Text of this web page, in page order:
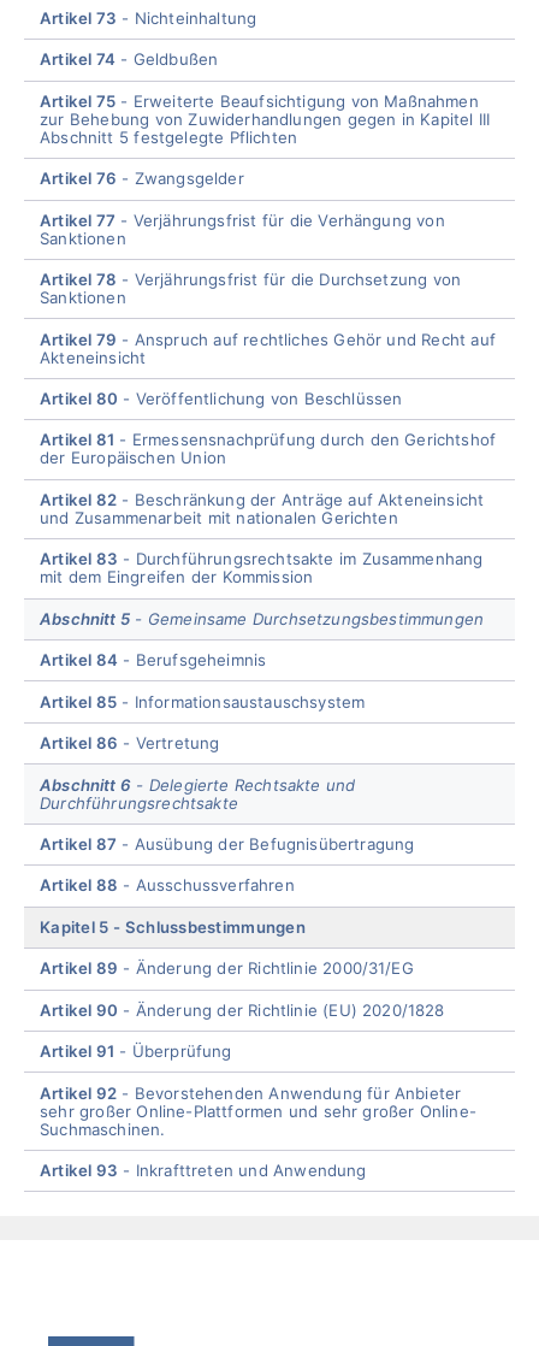
Artikel 73 Nichteinhaltung
Artikel 74 Geldbußen
Artikel 75
Erweiterte Beaufsichtigung von Maßnahmen
zur Behebung von Zuwiderhandlungen gegen in Kapitel III
Abschnitt 5 festgelegte Pflichten
Artikel 76 Zwangsgelder
Artikel 77
Verjährungsfrist für die Verhängung von
Sanktionen
Artikel 78
Verjährungsfrist für die Durchsetzung von
Sanktionen
Artikel 79
Anspruch auf rechtliches Gehör und Recht auf
Akteneinsicht
Artikel 80 Veröffentlichung von Beschlüssen
Artikel 81
Ermessensnachprüfung durch den Gerichtshof
der Europäischen Union
Artikel 82
Beschränkung der Anträge auf Akteneinsicht
und Zusammenarbeit mit nationalen Gerichten
Artikel 83
Durchführungsrechtsakte im Zusammenhang
mit dem Eingreifen der Kommission
Abschnitt 5 Gemeinsame Durchsetzungsbestimmungen
Artikel 84 Berufsgeheimnis
Artikel 85 Informationsaustauschsystem
Artikel 86 Vertretung
Abschnitt 6
Delegierte Rechtsakte und
Durchführungsrechtsakte
Artikel 87 Ausübung der Befugnisübertragung
Artikel 88 Ausschussverfahren
Kapitel 5 Schlussbestimmungen
Artikel 89 Änderung der Richtlinie 2000/31/EG
Artikel 90 Änderung der Richtlinie (EU) 2020/1828
Artikel 91 Überprüfung
Artikel 92
Bevorstehenden Anwendung für Anbieter
sehr großer Online-Plattformen und sehr großer Online-
Suchmaschinen.
Artikel 93 Inkrafttreten und Anwendung